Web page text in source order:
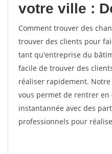
votre ville :
Comment trouver des
trouver des clients pour
tant qu'entreprise du
facile de trouver des
réaliser rapidement.
vous permet de rentrer en
instantannée avec des
professionnels pour